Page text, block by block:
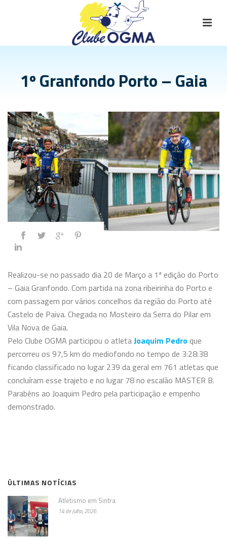
1º Granfondo Porto – Gaia
Realizou-se no passado dia 20 de Março a 1ª edição do Porto
– Gaia Granfondo. Com partida na zona ribeirinha do Porto e
com passagem por vários concelhos da região do Porto até
Castelo de Paiva. Chegada no Mosteiro da Serra do Pilar em
Vila Nova de Gaia.
Pelo Clube OGMA participou o atletaJoaquim Pedroque
percorreu os 97,5 km do mediofondo no tempo de 3:28:38
ficando classificado no lugar 239 da geral em 761 atletas que
concluíram esse trajeto e no lugar 78 no escalão MASTER B.
Parabéns ao Joaquim Pedro pela participação e empenho
demonstrado.
ÚLTIMAS NOTÍCIAS
Atletismo em Sintra
14 de Julho, 2026